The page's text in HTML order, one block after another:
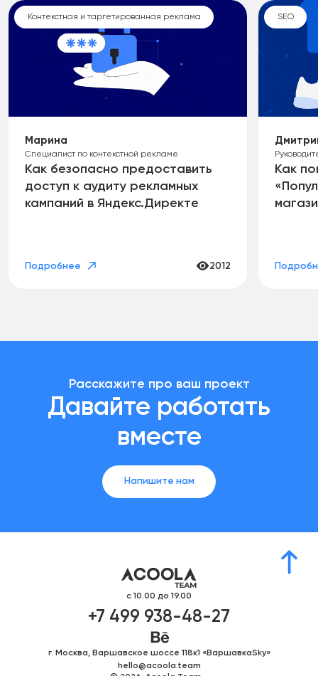
Контекстная и таргетированная реклама
Марина
Специалист по контекстной рекламе
Как безопасно предоставить
доступ к аудиту рекламных
кампаний в Яндекс.Директе
Подробнее 2012
SEO
Как
Расскажите про ваш проект
Давайте работать
вместе
Напишите нам
с 10.00 до 19.00
+7 499 938-48-27
г. Москва, Варшавское шоссе 118к1 «ВаршавкаSky»
hello@acoola.team